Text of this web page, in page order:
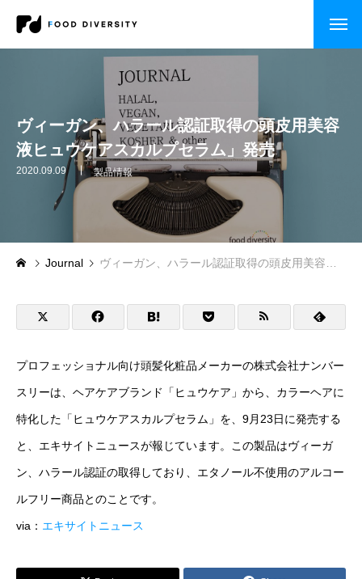
自治体・行政の方へ
セミナー・研修
企業事例
自治体事例
運営メディア
Halal Gourmet Japan
ヴィーガン、ハラール認証取得の頭皮用美容
液ヒュウケアスカルプセラム」発売
2020.09.09 製品情報
Journal ヴィーガン、ハラール認証取得の頭皮用美容液ヒュウケアスカルプセラム」発売
プロフェッショナル向け頭髪化粧品メーカーの株式会社ナンバー
スリーは、ヘアケアブランド「ヒュウケア」から、カラーヘアに
特化した「ヒュウケアスカルプセラム」を、9月23日に発売する
と、エキサイトニュースが報じています。この製品はヴィーガ
ン、ハラール認証の取得しており、エタノール不使用のアルコー
ルフリー商品とのことです。
via： エキサイトニュース